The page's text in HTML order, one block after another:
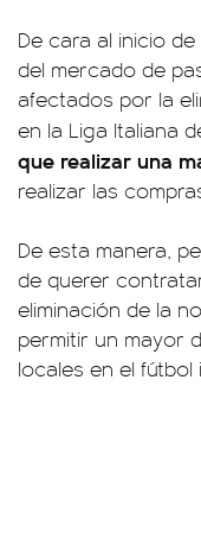
De cara al inicio
del mercado de
afectados por la
en la Liga Italiana
que realizar una
realizar las
De esta manera,
de querer
eliminación de la
permitir un mayor
locales en el fútbol